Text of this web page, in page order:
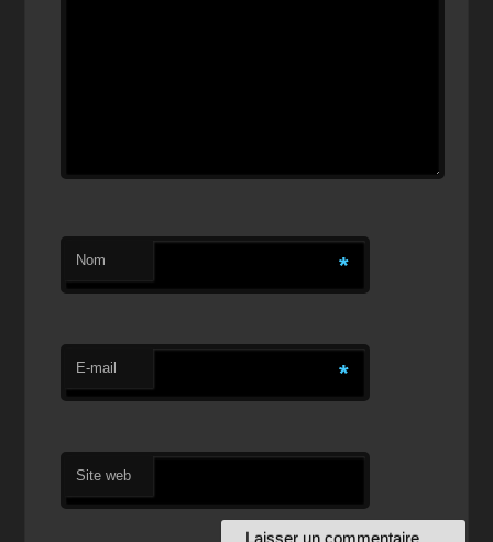
Nom *
E-mail *
Site web